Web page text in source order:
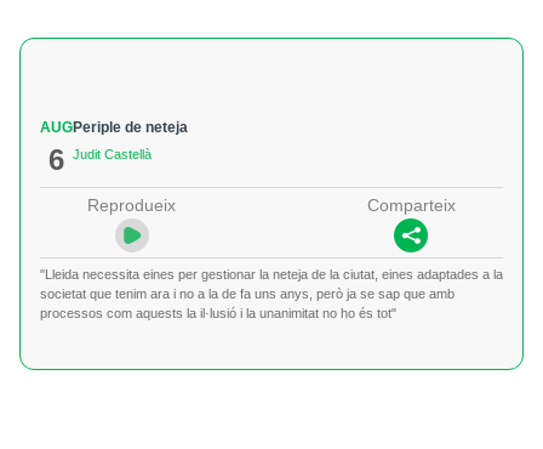
AUG
6
Periple de neteja
Judit Castellà
Reprodueix Comparteix
"Lleida necessita eines per gestionar la neteja de la ciutat, eines adaptades a la
societat que tenim ara i no a la de fa uns anys, però ja se sap que amb
processos com aquests la il·lusió i la unanimitat no ho és tot"